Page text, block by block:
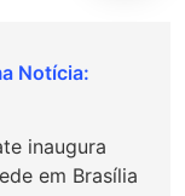
inaugura
em Brasília